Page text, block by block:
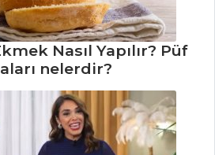
Nasıl Yapılır? Püf
nelerdir?